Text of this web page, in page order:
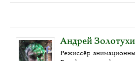
Андрей
Режиссёр